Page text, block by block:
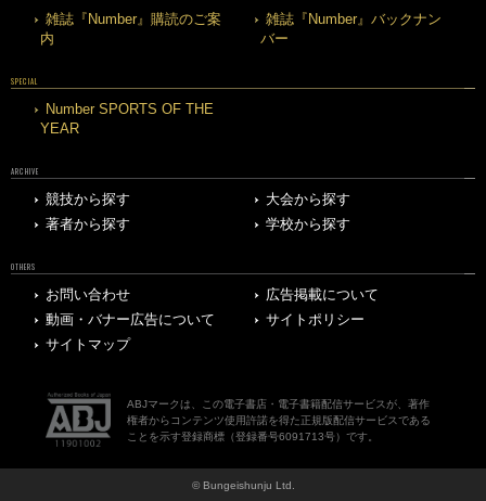
雑誌『Number』購読のご案
内
雑誌『Number』バックナン
バー
SPECIAL
Number SPORTS OF THE
YEAR
ARCHIVE
競技から探す
大会から探す
著者から探す
学校から探す
OTHERS
お問い合わせ
広告掲載について
動画・バナー広告について
サイトポリシー
サイトマップ
ABJマークは、この電子書店・電子書籍配信サービスが、著作
権者からコンテンツ使用許諾を得た正規版配信サービスである
ことを示す登録商標（登録番号6091713号）です。
© Bungeishunju Ltd.